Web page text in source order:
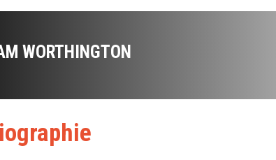
WORTHINGTON